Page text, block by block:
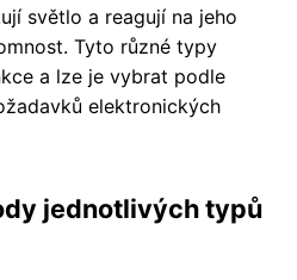
světlo a reagují na jeho
Tyto různé typy
a lze je vybrat podle
elektronických
jednotlivých typů